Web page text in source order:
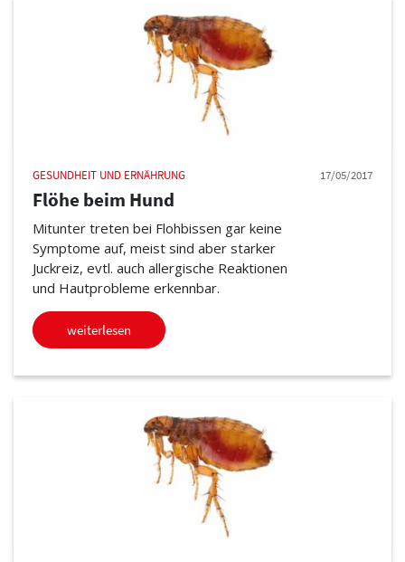
GESUNDHEIT UND ERNÄHRUNG 17/05/2017
Flöhe beim Hund
Mitunter treten bei Flohbissen gar keine
Symptome auf, meist sind aber starker
Juckreiz, evtl. auch allergische Reaktionen
und Hautprobleme erkennbar.
weiterlesen